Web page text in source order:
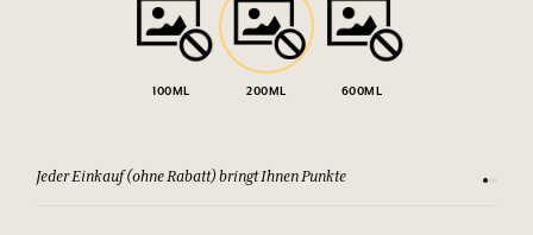
100ML 200ML 600ML
Sehen Sie sich unsere AGBs an